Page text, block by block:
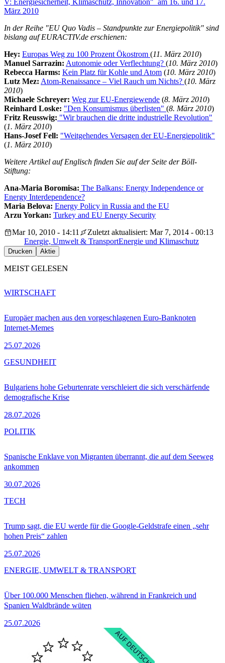
März 2010
In der Reihe "EU Quo Vadis – Standpunkte zur Energiepolitik" sind
bislang auf EURACTIV.de erschienen:
Hey: Europas Weg zu 100 Prozent Ökostrom (11. März 2010)
Manuel Sarrazin: Autonomie oder Verflechtung? (10. März 2010)
Rebecca Harms: Kein Platz für Kohle und Atom (10. März 2010)
Lutz Mez: Atom-Renaissance – Viel Rauch um Nichts? (10. März
2010)
Michaele Schreyer: Weg zur EU-Energiewende (8. März 2010)
Reinhard Loske: "Den Konsumismus überlisten" (8. März 2010)
Fritz Reusswig: "Wir brauchen die dritte industrielle Revolution"
(1. März 2010)
Hans-Josef Fell: "Weitgehendes Versagen der EU-Energiepolitik"
(1. März 2010)
Weitere Artikel auf Englisch finden Sie auf der Seite der Böll-
Stiftung:
Ana-Maria Boromisa: The Balkans: Energy Independence or
Energy Interdependence?
Maria Belova: Energy Policy in Russia and the EU
Arzu Yorkan: Turkey and EU Energy Security
Mar 10, 2010 - 14:11
Zuletzt aktualisiert: Mar 7, 2014 - 00:13
Energie, Umwelt & TransportEnergie und Klimaschutz
Drucken Aktie
MEIST GELESEN
Europäer machen aus den vorgeschlagenen Euro-Banknoten
Internet-Memes
25.07.2026
WIRTSCHAFT
Bulgariens hohe Geburtenrate verschleiert die sich verschärfende
demografische Krise
28.07.2026
GESUNDHEIT
Spanische Enklave von Migranten überrannt, die auf dem Seeweg
ankommen
30.07.2026
POLITIK
Trump sagt, die EU werde für die Google-Geldstrafe einen „sehr
hohen Preis“ zahlen
25.07.2026
TECH
Über 100.000 Menschen fliehen, während in Frankreich und
Spanien Waldbrände wüten
25.07.2026
ENERGIE, UMWELT & TRANSPORT